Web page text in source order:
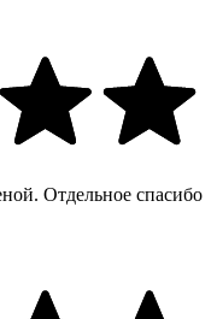
Отдельное спасибо